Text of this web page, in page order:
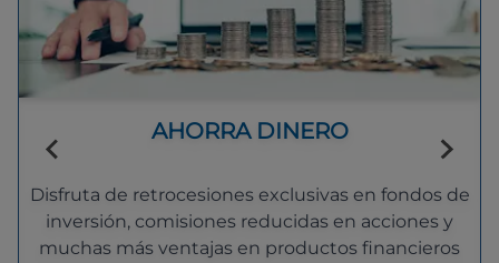
AHORRA DINERO
Disfruta de retrocesiones exclusivas en fondos de
inversión, comisiones reducidas en acciones y
muchas más ventajas en productos financieros